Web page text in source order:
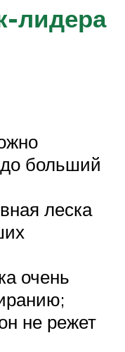
лидера
больший
леска
очень
не режет